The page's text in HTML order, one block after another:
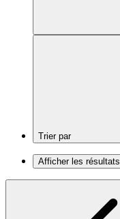
Trier par
Afficher les résultats